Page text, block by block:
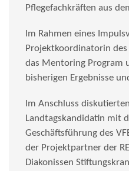
Pflegefachkräften aus
Im Rahmen eines
Projektkoordinatorin des
das Mentoring Program
bisherigen Ergebnisse
Im Anschluss
Landtagskandidatin mit
Geschäftsführung des
der Projektpartner der
Diakonissen